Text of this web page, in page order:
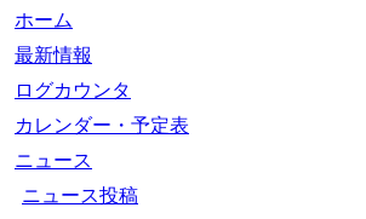
ホーム
最新情報
ログカウンタ
カレンダー・予定表
ニュース
ニュース投稿